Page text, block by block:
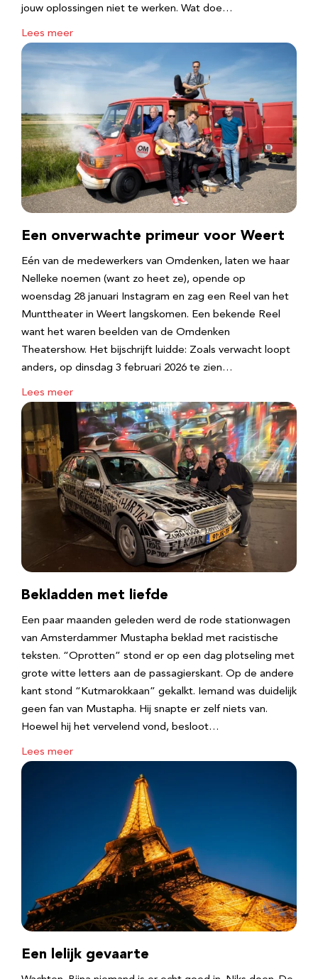
jouw oplossingen niet te werken. Wat doe…
Lees meer
Een onverwachte primeur voor Weert
Eén van de medewerkers van Omdenken, laten we haar
Nelleke noemen (want zo heet ze), opende op
woensdag 28 januari Instagram en zag een Reel van het
Munttheater in Weert langskomen. Een bekende Reel
want het waren beelden van de Omdenken
Theatershow. Het bijschrijft luidde: Zoals verwacht loopt
anders, op dinsdag 3 februari 2026 te zien…
Lees meer
Bekladden met liefde
Een paar maanden geleden werd de rode stationwagen
van Amsterdammer Mustapha beklad met racistische
teksten. “Oprotten” stond er op een dag plotseling met
grote witte letters aan de passagierskant. Op de andere
kant stond “Kutmarokkaan” gekalkt. Iemand was duidelijk
geen fan van Mustapha. Hij snapte er zelf niets van.
Hoewel hij het vervelend vond, besloot…
Lees meer
Een lelijk gevaarte